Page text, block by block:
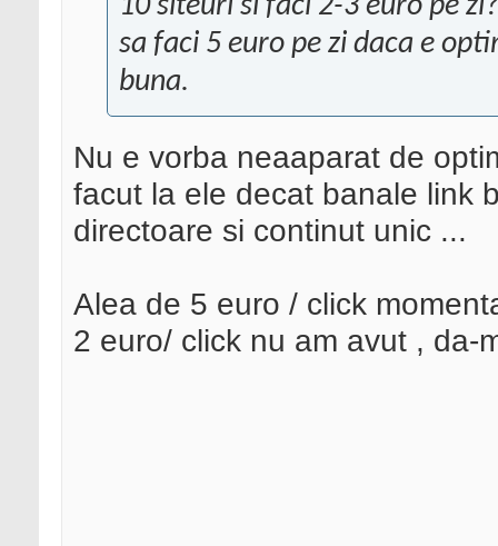
10 siteuri si faci 2-3 euro pe
sa faci 5 euro pe zi daca e
buna.
Nu e vorba neaaparat de
facut la ele decat banale link
directoare si continut unic ...
Alea de 5 euro / click
2 euro/ click nu am avut , da-